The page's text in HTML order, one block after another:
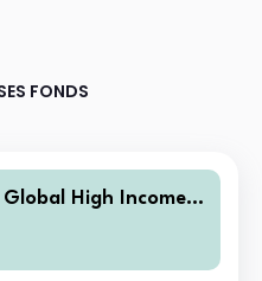
FONDS
High Income
ZLd